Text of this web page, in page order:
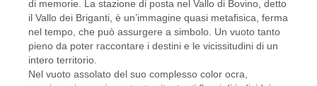
di memorie. La stazione di posta nel Vallo di Bovino, detto
il Vallo dei Briganti, è un’immagine quasi metafisica, ferma
nel tempo, che può assurgere a simbolo. Un vuoto tanto
pieno da poter raccontare i destini e le vicissitudini di un
intero territorio.
Nel vuoto assolato del suo complesso color ocra,